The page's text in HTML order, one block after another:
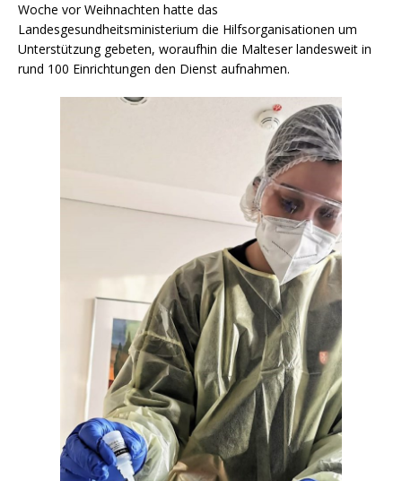
Woche vor Weihnachten hatte das
Landesgesundheitsministerium die Hilfsorganisationen um
Unterstützung gebeten, woraufhin die Malteser landesweit in
rund 100 Einrichtungen den Dienst aufnahmen.